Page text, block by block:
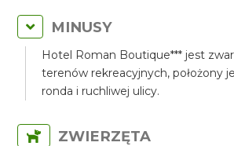
MINUSY
Hotel Roman Boutique*** jest
terenów rekreacyjnych, położony
ronda i ruchliwej ulicy.
ZWIERZĘTA